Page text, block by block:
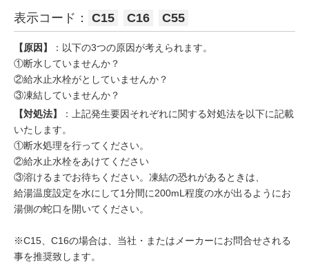
表示コード： C15 C16 C55
【原因】
：以下の3つの原因が考えられます。
①断水していませんか？
②給水止水栓がとしていませんか？
③凍結していませんか？
【対処法】
：上記発生要因それぞれに関する対処法を以下に記載
いたします。
①断水処理を行ってください。
②給水止水栓をあけてください
③溶けるまでお待ちください。凍結の恐れがあるときは、
給湯温度設定を水にして1分間に200mL程度の水が出るようにお
湯側の蛇口を開いてください。
※C15、C16の場合は、当社・またはメーカーにお問合せされる
事を推奨致します。